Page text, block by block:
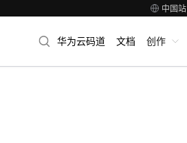
中国站
华为云码道 文档 创作